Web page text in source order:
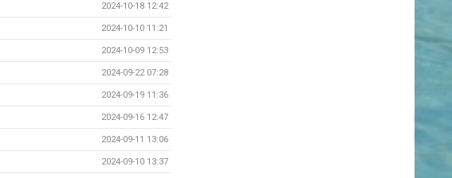
2024-10-18 12:42
2024-10-10 11:21
2024-10-09 12:53
2024-09-22 07:28
2024-09-19 11:36
2024-09-16 12:47
2024-09-11 13:06
2024-09-10 13:37